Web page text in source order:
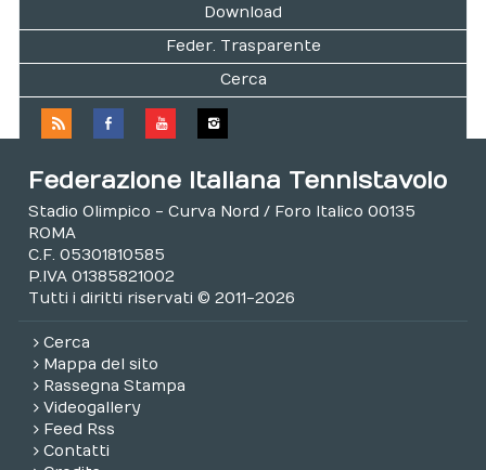
Download
Feder. Trasparente
Cerca
Federazione Italiana Tennistavolo
Stadio Olimpico - Curva Nord / Foro Italico 00135
ROMA
C.F. 05301810585
P.IVA 01385821002
Tutti i diritti riservati © 2011-2026
Cerca
Mappa del sito
Rassegna Stampa
Videogallery
Feed Rss
Contatti